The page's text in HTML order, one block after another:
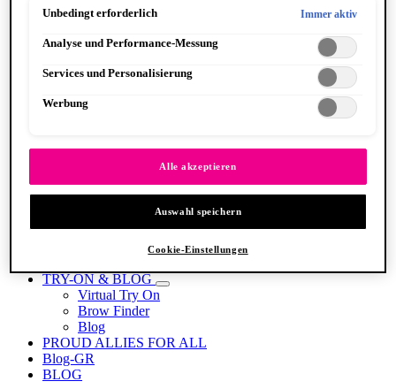
Body Oils
Fragrance
Body Butter + Lotion
Suga Baddie
PINSEL & TOOLS
Alle anzeigen PINSEL & TOOLS
Foundation Pinsel
Lidschatten Pinsel
Glitzer
Makeup Schwämme
TRY-ON & BLOG
Virtual Try On
Brow Finder
Blog
PROUD ALLIES FOR ALL
Blog-GR
BLOG
speichern"). Die Auswahl kann jederzeit unter dem Link "Cookie-
Datenschutzinformationen.
Unbedingt erforderlich Immer aktiv
Analyse und Performance-Messung
Services und Personalisierung
Werbung
Alle akzeptieren
Auswahl speichern
Cookie-Einstellungen